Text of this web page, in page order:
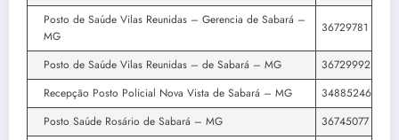
Posto de Saúde Vilas Reunidas – Gerencia de Sabará –
MG
36729781
Posto de Saúde Vilas Reunidas – de Sabará – MG
36729992
Recepção Posto Policial Nova Vista de Sabará – MG
34885246
Posto Saúde Rosário de Sabará – MG
36745077